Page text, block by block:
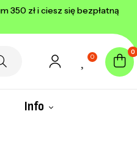
350 zł i ciesz się bezpłatną
0
0
Info